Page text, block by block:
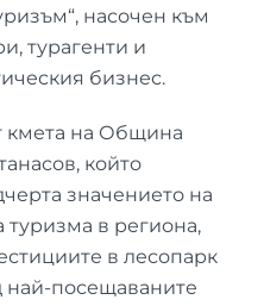
насочен към
турагенти и
бизнес.
кмета на Община
който
значението на
туризма в региона,
в лесопарк
най-посещаваните